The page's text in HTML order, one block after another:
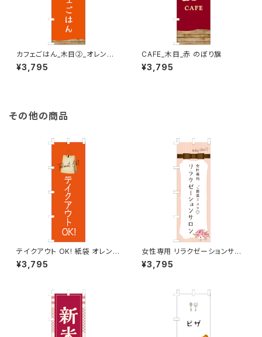
カフェごはん_木目②_オレンジ
のぼり旗
¥3,795
CAFE_木目_赤 のぼり旗
¥3,795
その他の商品
テイクアウト OK! 紙袋 オレンジ
のぼり旗
¥3,795
女性専用 リラクゼーションサロ
ン ピンク のぼり旗
¥3,795